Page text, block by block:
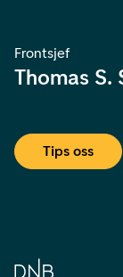
Frontsjef
Thomas S.
Tips oss